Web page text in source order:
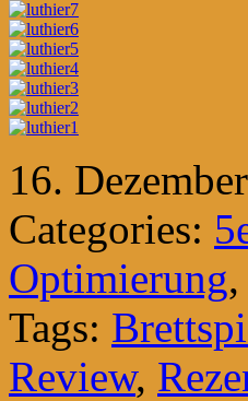
16.
Categories:
Optimierung,
Tags:
Review,